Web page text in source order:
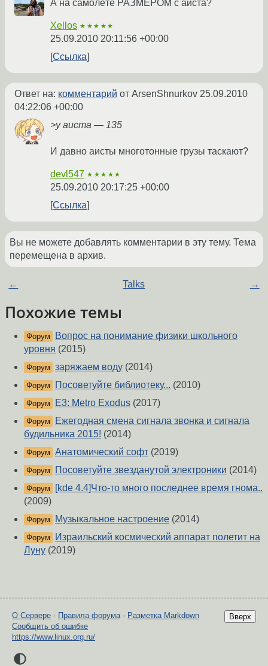
А на самолёте РАЗМЕРОМ с аиста?
Xellos ★★★★★
25.09.2010 20:11:56 +00:00
Ссылка
Ответ на: комментарий от ArsenShnurkov 25.09.2010
04:22:06 +00:00
>у аиста — 135
И давно аисты многотонные грузы таскают?
devl547 ★★★★★
25.09.2010 20:17:25 +00:00
Ссылка
Вы не можете добавлять комментарии в эту тему. Тема
перемещена в архив.
← Talks →
Похожие темы
Форум
Вопрос на понимание физики школьного
уровня (2015)
Форум заряжаем воду (2014)
Форум Посоветуйте библиотеку... (2010)
Форум E3: Metro Exodus (2017)
Форум
Ежегодная смена сигнала звонка и сигнала
будильника 2015! (2014)
Форум Анатомический софт (2019)
Форум Посоветуйте звезданутой электроники (2014)
Форум
[kde 4.4]Что-то много последнее время гнома..
(2009)
Форум Музыкальное настроение (2014)
Форум
Израильский космический аппарат полетит на
Луну (2019)
Вверх
О Сервере - Правила форума- Разметка Markdown
Сообщить об ошибке
https://www.linux.org.ru/